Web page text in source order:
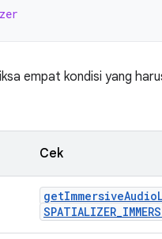
empat kondisi yang
Cek